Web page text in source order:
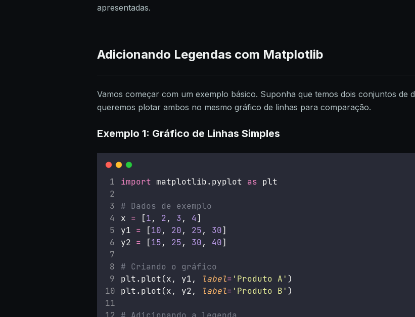
apresentadas.
Adicionando Legendas com Matplotlib
Vamos começar com um exemplo básico. Suponha que temos dois conjuntos de
queremos plotar ambos no mesmo gráfico de linhas para comparação.
Exemplo 1: Gráfico de Linhas Simples
import matplotlib.pyplot as plt
# Dados de exemplo
x = [1, 2, 3, 4]
y1 = [10, 20, 25, 30]
y2 = [15, 25, 30, 40]
# Criando o gráfico
plt.plot(x, y1,
label= ' Produto A ' )
plt.plot(x, y2,
label= ' Produto B ' )